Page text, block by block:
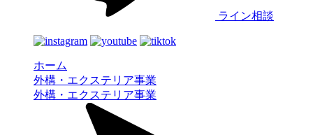
ライン相談
ホーム
外構・エクステリア事業
外構・エクステリア事業